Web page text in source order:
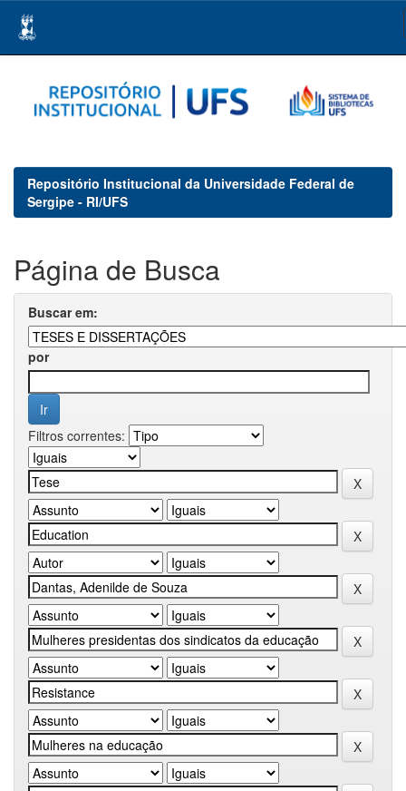
navigation
Repositório Institucional da Universidade Federal de
Sergipe - RI/UFS
Página de Busca
Buscar em:
por
Filtros correntes: